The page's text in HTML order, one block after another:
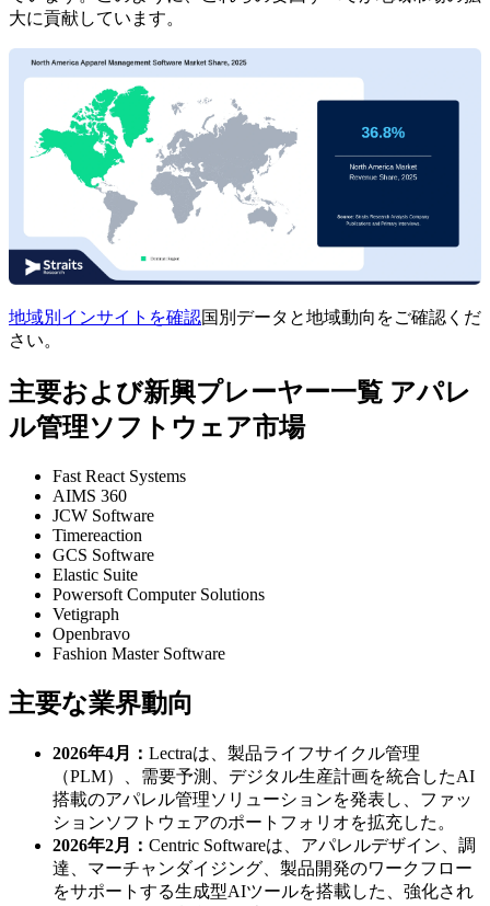
大に貢献しています。
地域別インサイトを確認国別データと地域動向をご確認くだ
さい。
主要および新興プレーヤー一覧 アパレ
ル管理ソフトウェア市場
Fast React Systems
AIMS 360
JCW Software
Timereaction
GCS Software
Elastic Suite
Powersoft Computer Solutions
Vetigraph
Openbravo
Fashion Master Software
主要な業界動向
2026年4月： Lectraは、製品ライフサイクル管理
（PLM）、需要予測、デジタル生産計画を統合したAI
搭載のアパレル管理ソリューションを発表し、ファッ
ションソフトウェアのポートフォリオを拡充した。
2026年2月： Centric Softwareは、アパレルデザイン、調
達、マーチャンダイジング、製品開発のワークフロー
をサポートする生成型AIツールを搭載した、強化され